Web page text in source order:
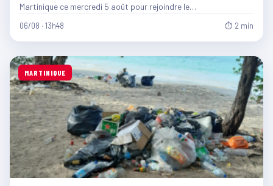
Martinique ce mercredi 5 août pour rejoindre le…
06/08 · 13h48 ⏱ 2 min
MARTINIQUE